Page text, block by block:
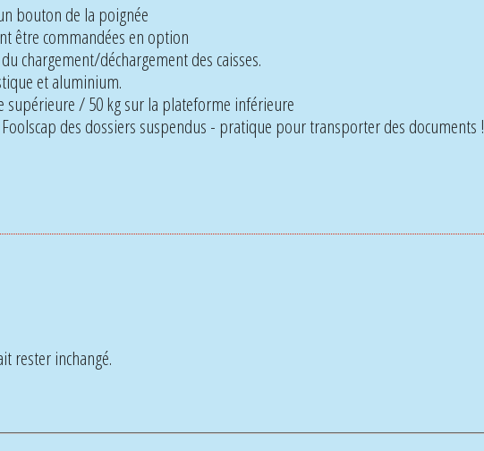
bouton de la poignée
être commandées en option
chargement/déchargement des caisses.
et aluminium.
supérieure / 50 kg sur la plateforme inférieure
des dossiers suspendus - pratique pour transporter des documents !
rester inchangé.